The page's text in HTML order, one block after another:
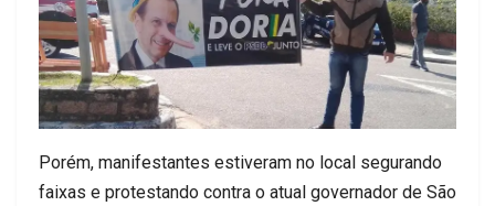
Porém, manifestantes estiveram no local segurando
faixas e protestando contra o atual governador de São